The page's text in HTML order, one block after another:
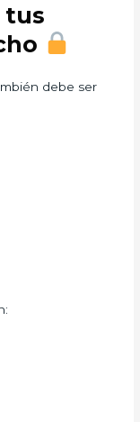
tus
debe ser